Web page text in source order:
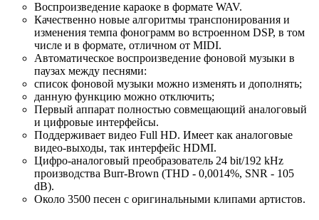
Воспроизведение караоке в формате WAV.
Качественно новые алгоритмы транспонирования и
изменения темпа фонограмм во встроенном DSP, в том
числе и в формате, отличном от MIDI.
Автоматическое воспроизведение фоновой музыки в
паузах между песнями:
список фоновой музыки можно изменять и дополнять;
данную функцию можно отключить;
Первый аппарат полностью совмещающий аналоговый
и цифровые интерфейсы.
Поддерживает видео Full HD. Имеет как аналоговые
видео-выходы, так интерфейс HDMI.
Цифро-аналоговый преобразователь 24 bit/192 kHz
производства Burr-Brown (THD - 0,0014%, SNR - 105
dB).
Около 3500 песен с оригинальными клипами артистов.